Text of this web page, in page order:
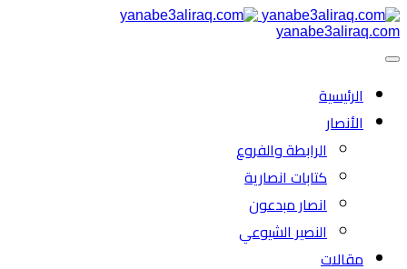
yanabe3aliraq.com
الرئیسية
الأنصار
الرابطة والفروع
كتابات انصارية
انصار مبدعون
النصیر الشیوعي
مقالات